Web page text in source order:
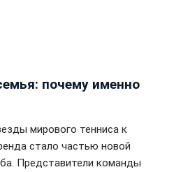
почему именно
мирового тенниса к
стало частью новой
Представители команды